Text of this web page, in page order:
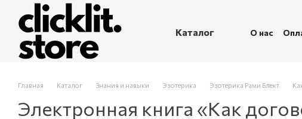
Перейти к основному контенту
Каталог О нас
Главная Каталог Знания и навыки Эзотерика Эзотерика Рами Блект
Электронная книга «Как